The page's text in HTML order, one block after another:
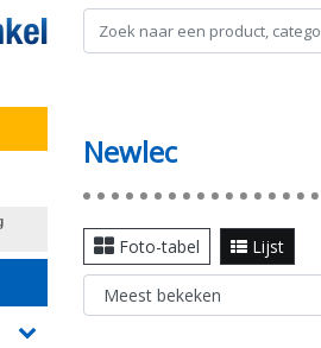
Newlec
Foto-tabel Lijst